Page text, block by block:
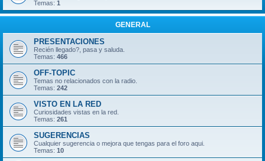
Temas: 1
GENERAL
PRESENTACIONES
Recién llegado?, pasa y saluda.
Temas: 466
OFF-TOPIC
Temas no relacionados con la radio.
Temas: 242
VISTO EN LA RED
Curiosidades vistas en la red.
Temas: 261
SUGERENCIAS
Cualquier sugerencia o mejora que tengas para el foro aqui.
Temas: 10